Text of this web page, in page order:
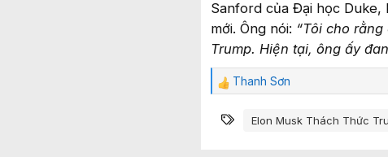
Sanford của Đại học
mới. Ông nói: “Tôi cho
Trump. Hiện tại, ông ấy
C
m
Thanh Sơn
Từ khóa
Elon Musk Thách Thức